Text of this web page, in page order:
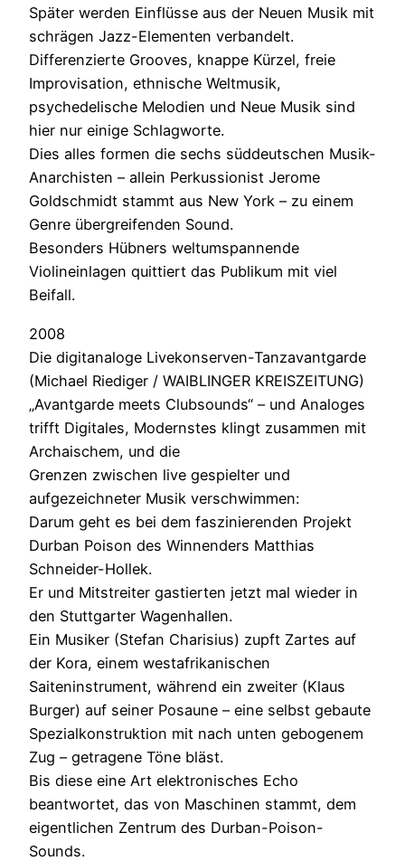
Später werden Einflüsse aus der Neuen Musik mit
schrägen Jazz-Elementen verbandelt.
Differenzierte Grooves, knappe Kürzel, freie
Improvisation, ethnische Weltmusik,
psychedelische Melodien und Neue Musik sind
hier nur einige Schlagworte.
Dies alles formen die sechs süddeutschen Musik-
Anarchisten – allein Perkussionist Jerome
Goldschmidt stammt aus New York – zu einem
Genre übergreifenden Sound.
Besonders Hübners weltumspannende
Violineinlagen quittiert das Publikum mit viel
Beifall.
2008
Die digitanaloge Livekonserven-Tanzavantgarde
(Michael Riediger / WAIBLINGER KREISZEITUNG)
„Avantgarde meets Clubsounds“ – und Analoges
trifft Digitales, Modernstes klingt zusammen mit
Archaischem, und die
Grenzen zwischen live gespielter und
aufgezeichneter Musik verschwimmen:
Darum geht es bei dem faszinierenden Projekt
Durban Poison des Winnenders Matthias
Schneider-Hollek.
Er und Mitstreiter gastierten jetzt mal wieder in
den Stuttgarter Wagenhallen.
Ein Musiker (Stefan Charisius) zupft Zartes auf
der Kora, einem westafrikanischen
Saiteninstrument, während ein zweiter (Klaus
Burger) auf seiner Posaune – eine selbst gebaute
Spezialkonstruktion mit nach unten gebogenem
Zug – getragene Töne bläst.
Bis diese eine Art elektronisches Echo
beantwortet, das von Maschinen stammt, dem
eigentlichen Zentrum des Durban-Poison-
Sounds.